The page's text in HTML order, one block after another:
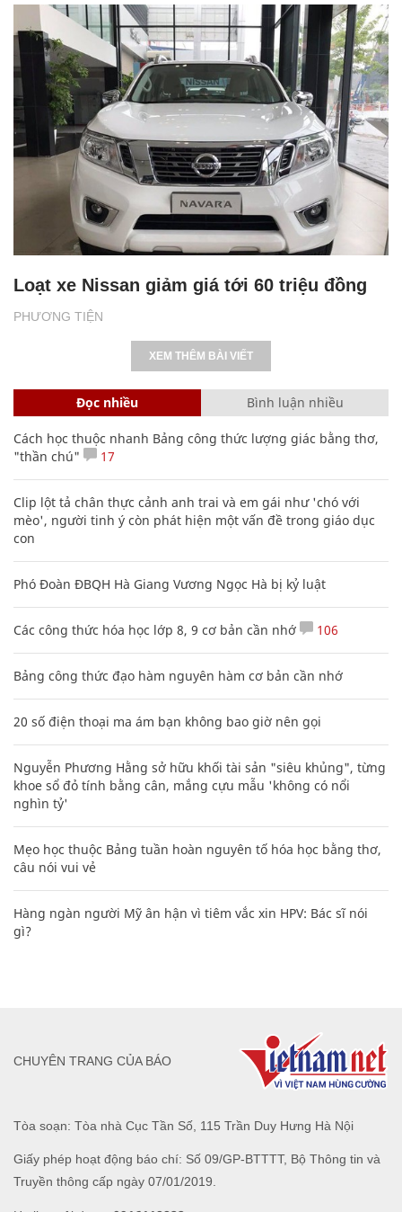
PHƯƠNG TIỆN
Loạt xe Nissan giảm giá tới 60 triệu đồng
XEM THÊM BÀI VIẾT
Đọc nhiều Bình luận nhiều
Cách học thuộc nhanh Bảng công thức lượng giác bằng thơ,
"thần chú"
17
Clip lột tả chân thực cảnh anh trai và em gái như 'chó với
mèo', người tinh ý còn phát hiện một vấn đề trong giáo dục
con
Phó Đoàn ĐBQH Hà Giang Vương Ngọc Hà bị kỷ luật
Các công thức hóa học lớp 8, 9 cơ bản cần nhớ 106
Bảng công thức đạo hàm nguyên hàm cơ bản cần nhớ
20 số điện thoại ma ám bạn không bao giờ nên gọi
Nguyễn Phương Hằng sở hữu khối tài sản "siêu khủng", từng
khoe sổ đỏ tính bằng cân, mắng cựu mẫu 'không có nổi
nghìn tỷ'
Mẹo học thuộc Bảng tuần hoàn nguyên tố hóa học bằng thơ,
câu nói vui vẻ
Hàng ngàn người Mỹ ân hận vì tiêm vắc xin HPV: Bác sĩ nói
gì?
Tòa soạn: Tòa nhà Cục Tần Số, 115 Trần Duy Hưng Hà Nội
Giấy phép hoạt động báo chí: Số 09/GP-BTTTT, Bộ Thông tin và
Truyền thông cấp ngày 07/01/2019.
CHUYÊN TRANG CỦA BÁO